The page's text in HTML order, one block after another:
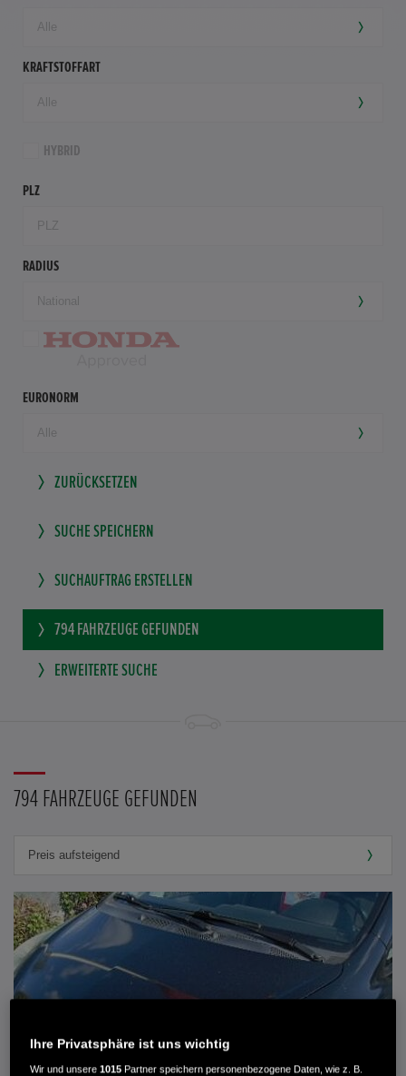
KRAFTSTOFFART
HYBRID
PLZ
RADIUS
EURONORM
ZURÜCKSETZEN
SUCHE SPEICHERN
SUCHAUFTRAG ERSTELLEN
794 FAHRZEUGE GEFUNDEN
ERWEITERTE SUCHE
794 FAHRZEUGE GEFUNDEN
Ihre Privatsphäre ist uns wichtig
Wir und unsere1015 Partner speichern personenbezogene Daten, wie z. B.